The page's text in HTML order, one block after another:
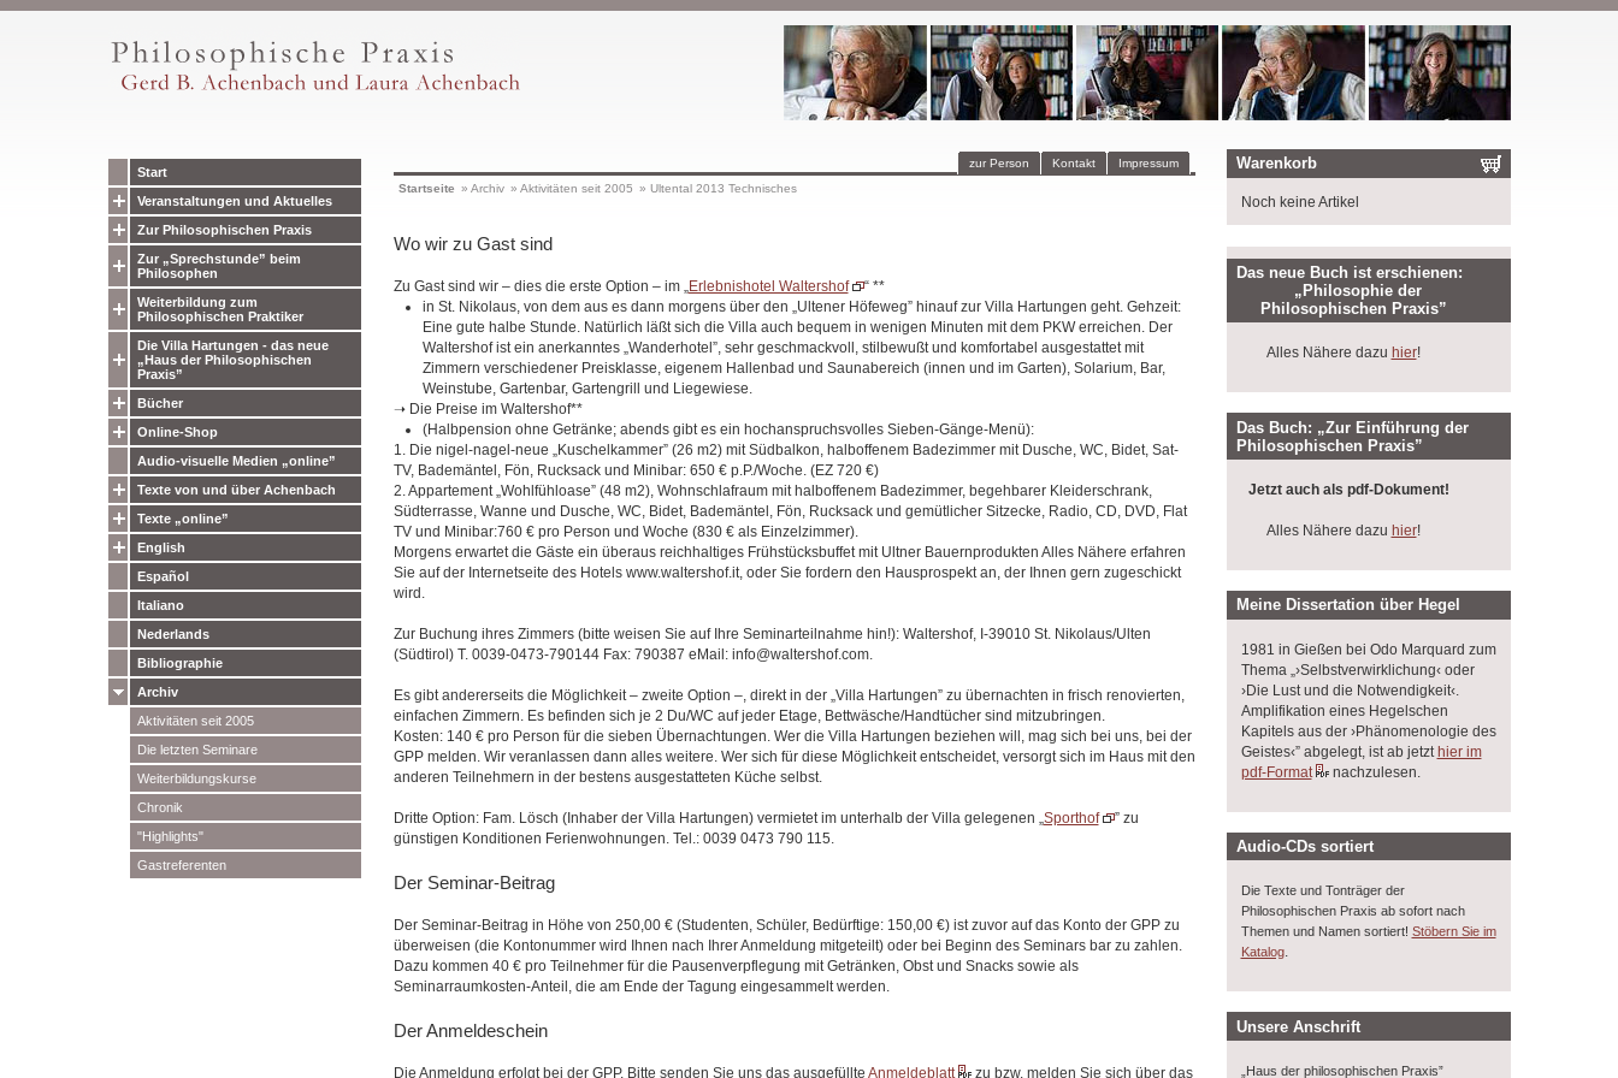
Start
Veranstaltungen und Aktuelles
Zur Philosophischen Praxis
Zur „Sprechstunde” beim
Philosophen
Weiterbildung zum
Philosophischen Praktiker
Die Villa Hartungen - das neue
„Haus der Philosophischen
Praxis”
Bücher
Online-Shop
Audio-visuelle Medien „online”
Texte von und über Achenbach
Texte „online”
English
Español
Italiano
Nederlands
Bibliographie
Archiv
Aktivitäten seit 2005
Die letzten Seminare
Weiterbildungskurse
Chronik
"Highlights"
Gastreferenten
Impressum
Kontakt
zur Person
Startseite » Archiv » Aktivitäten seit 2005 » Ultental 2013 Technisches
Wo wir zu Gast sind
Zu Gast sind wir ‒ dies die erste Option ‒ im „Erlebnishotel Waltershof
“ **
in St. Nikolaus, von dem aus es dann morgens über den „Ultener Höfeweg” hinauf zur Villa Hartungen geht. Gehzeit:
Eine gute halbe Stunde. Natürlich läßt sich die Villa auch bequem in wenigen Minuten mit dem PKW erreichen. Der
Waltershof ist ein anerkanntes „Wanderhotel”, sehr geschmackvoll, stilbewußt und komfortabel ausgestattet mit
Zimmern verschiedener Preisklasse, eigenem Hallenbad und Saunabereich (innen und im Garten), Solarium, Bar,
Weinstube, Gartenbar, Gartengrill und Liegewiese.
➝ Die Preise im Waltershof**
(Halbpension ohne Getränke; abends gibt es ein hochanspruchsvolles Sieben-Gänge-Menü):
1. Die nigel-nagel-neue „Kuschelkammer” (26 m2) mit Südbalkon, halboffenem Badezimmer mit Dusche, WC, Bidet, Sat-
TV, Bademäntel, Fön, Rucksack und Minibar: 650 € p.P./Woche. (EZ 720 €)
2. Appartement „Wohlfühloase” (48 m2), Wohnschlafraum mit halboffenem Badezimmer, begehbarer Kleiderschrank,
Südterrasse, Wanne und Dusche, WC, Bidet, Bademäntel, Fön, Rucksack und gemütlicher Sitzecke, Radio, CD, DVD, Flat
TV und Minibar:760 € pro Person und Woche (830 € als Einzelzimmer).
Morgens erwartet die Gäste ein überaus reichhaltiges Frühstücksbuffet mit Ultner Bauernprodukten Alles Nähere erfahren
Sie auf der Internetseite des Hotels www.waltershof.it, oder Sie fordern den Hausprospekt an, der Ihnen gern zugeschickt
wird.
Zur Buchung ihres Zimmers (bitte weisen Sie auf Ihre Seminarteilnahme hin!): Waltershof, I-39010 St. Nikolaus/Ulten
(Südtirol) T. 0039-0473-790144 Fax: 790387 eMail: info@waltershof.com.
Es gibt andererseits die Möglichkeit ‒ zweite Option ‒, direkt in der „Villa Hartungen” zu übernachten in frisch renovierten,
einfachen Zimmern. Es befinden sich je 2 Du/WC auf jeder Etage, Bettwäsche/Handtücher sind mitzubringen.
Kosten: 140 € pro Person für die sieben Übernachtungen. Wer die Villa Hartungen beziehen will, mag sich bei uns, bei der
GPP melden. Wir veranlassen dann alles weitere. Wer sich für diese Möglichkeit entscheidet, versorgt sich im Haus mit den
anderen Teilnehmern in der bestens ausgestatteten Küche selbst.
Dritte Option: Fam. Lösch (Inhaber der Villa Hartungen) vermietet im unterhalb der Villa gelegenen „Sporthof
” zu
günstigen Konditionen Ferienwohnungen. Tel.: 0039 0473 790 115.
Der Seminar-Beitrag
Der Seminar-Beitrag in Höhe von 250,00 € (Studenten, Schüler, Bedürftige: 150,00 €) ist zuvor auf das Konto der GPP zu
überweisen (die Kontonummer wird Ihnen nach Ihrer Anmeldung mitgeteilt) oder bei Beginn des Seminars bar zu zahlen.
Dazu kommen 40 € pro Teilnehmer für die Pausenverpflegung mit Getränken, Obst und Snacks sowie als
Seminarraumkosten-Anteil, die am Ende der Tagung eingesammelt werden.
Der Anmeldeschein
Die Anmeldung erfolgt bei der GPP. Bitte senden Sie uns das ausgefüllte Anmeldeblatt zu bzw. melden Sie sich über das
Warenkorb
Noch keine Artikel
Das neue Buch ist erschienen:
„Philosophie der
Philosophischen Praxis”
Alles Nähere dazu hier!
Das Buch: „Zur Einführung der
Philosophischen Praxis”
Jetzt auch als pdf-Dokument!
Alles Nähere dazu hier!
Meine Dissertation über Hegel
1981 in Gießen bei Odo Marquard zum
Thema „›Selbstverwirklichung‹ oder
›Die Lust und die Notwendigkeit‹.
Amplifikation eines Hegelschen
Kapitels aus der ›Phänomenologie des
Geistes‹” abgelegt, ist ab jetzt hier im
pdf-Format
nachzulesen.
Audio-CDs sortiert
Die Texte und Tonträger der
Philosophischen Praxis ab sofort nach
Themen und Namen sortiert! Stöbern Sie im
Katalog.
Unsere Anschrift
„Haus der philosophischen Praxis”